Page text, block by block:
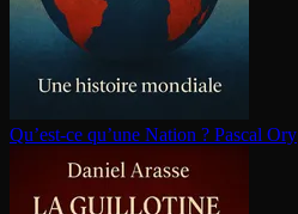
Qu’est-ce qu’une Nation ? Pascal Ory